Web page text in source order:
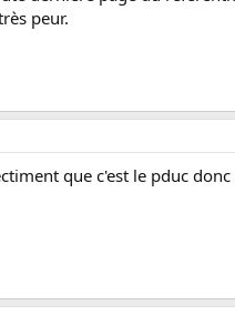
peur.
que c'est le pduc